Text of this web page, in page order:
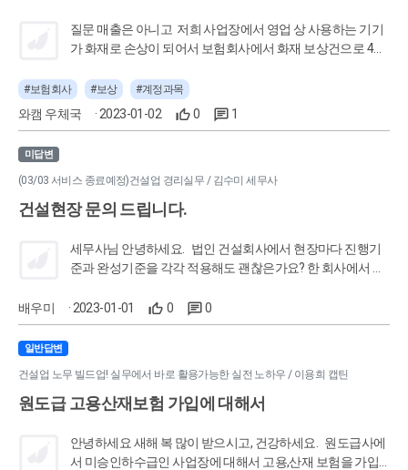
질문 매출은 아니고 ​ 저희 사업장에서 영업 상 사용하는 기기
가 화재로 손상이 되어서 보험회사에서 화재 보상건으로 4백
경우 계정과목 잡이익 맞을까요?? (경리나라 - 회계.경리 커뮤
니티 No.1) | 작성자 슉슈슈슈슉
와캠 우체국 · 2023-01-02 0 1
#보험회사 #보상 #계정과목
미답변
(03/03 서비스 종료예정)건설업 경리실무 / 김수미 세무사
건설현장 문의 드립니다.
세무사님 안녕하세요. 법인 건설회사에서 현장마다 진행기
준과 완성기준을 각각 적용해도 괜찮은가요? 한 회사에서 진
배우미 · 2023-01-01 0 0
일반답변
건설업 노무 빌드업! 실무에서 바로 활용가능한 실전 노하우 / 이용희 캡틴
원도급 고용산재보험 가입에 대해서
안녕하세요 새해 복 많이 받으시고, 건강하세요. 원도급사에
서 미승인하수급인 사업장에 대해서 고용,산재 보험을 가입